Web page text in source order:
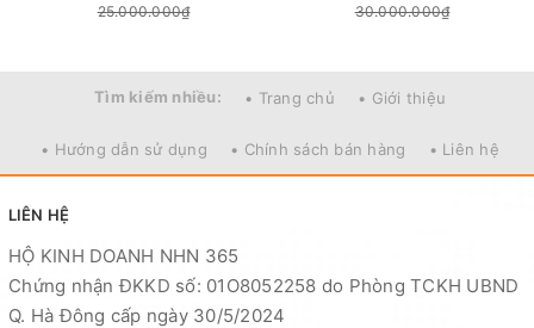
25.000.000₫ 30.000.000₫
Tìm kiếm nhiều: • Trang chủ • Giới thiệu
• Hướng dẫn sử dụng • Chính sách bán hàng • Liên hệ
LIÊN HỆ
HỘ KINH DOANH NHN 365
Chứng nhận ĐKKD số: 01O8052258 do Phòng TCKH UBND
Q. Hà Đông cấp ngày 30/5/2024